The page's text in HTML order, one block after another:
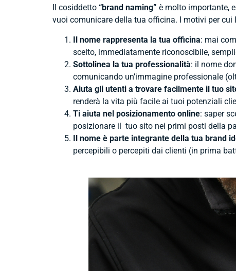
Il cosiddetto “brand naming” è molto importante,
vuoi comunicare della tua officina. I motivi per
Il nome rappresenta la tua officina: mai
scelto, immediatamente riconoscibile,
Sottolinea la tua professionalità: il nome
comunicando un’immagine professionale
Aiuta gli utenti a trovare facilmente il tuo
renderà la vita più facile ai tuoi potenziali
Ti aiuta nel posizionamento online: saper
posizionare il tuo sito nei primi posti della
Il nome è parte integrante della tua brand
percepibili o percepiti dai clienti (in prima